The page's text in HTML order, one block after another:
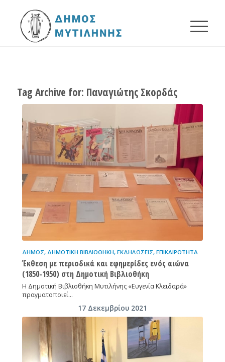
Tag Archive for: Παναγιώτης Σκορδάς
ΔΉΜΟΣ, ΔΗΜΟΤΙΚΉ ΒΙΒΛΙΟΘΉΚΗ, ΕΚΔΗΛΏΣΕΙΣ, ΕΠΙΚΑΙΡΌΤΗΤΑ
Έκθεση με περιοδικά και εφημερίδες ενός αιώνα
(1850-1950) στη Δημοτική Βιβλιοθήκη
Η Δημοτική Βιβλιοθήκη Μυτιλήνης «Ευγενία Κλειδαρά»
πραγματοποιεί…
17 Δεκεμβρίου 2021